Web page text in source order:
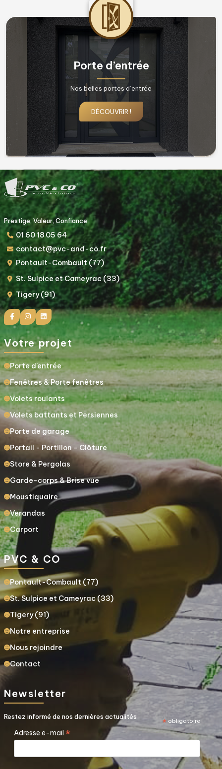
Fenêtres & Porte fenêtres
Nos belles fenêtres !
DÉCOUVRIR !
Prestige, Valeur, Confiance
01 60 18 05 64
contact@pvc-and-co.fr
Pontault-Combault (77)
St. Sulpice et Cameyrac (33)
Tigery (91)
Votre projet
Porte d’entrée
Fenêtres & Porte fenêtres
Volets roulants
Volets battants et Persiennes
Porte de garage
Portail - Portillon - Clôture
Store & Pergolas
Garde-corps & Brise vue
Moustiquaire
Verandas
Carport
PVC & CO
Pontault-Combault (77)
St. Sulpice et Cameyrac (33)
Tigery (91)
Notre entreprise
Nous rejoindre
Contact
Newsletter
Restez informé de nos dernières actualités
* obligatoire
Adresse e-mail *